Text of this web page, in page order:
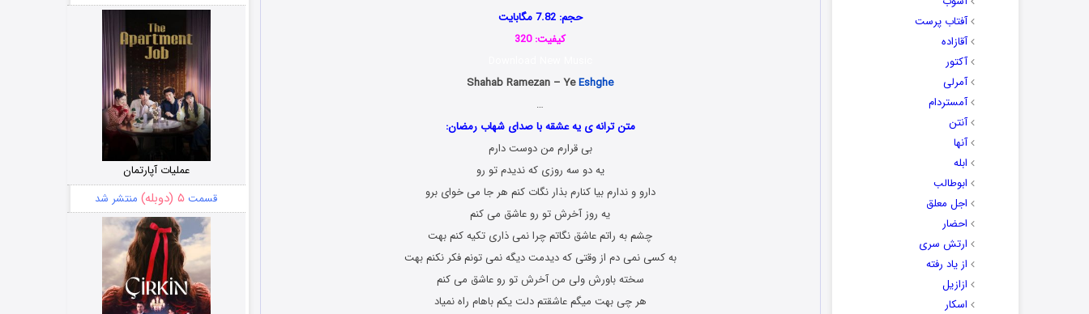
آفتاب پرست
آقازاده
آکتور
آمرلی
آمستردام
آنتن
آنها
ابله
ابوطالب
اجل معلق
احضار
ارتش سری
از یاد رفته
ازازیل
اسکار
حجم: 7.82 مگابایت
کیفیت: 320
Shahab Ramezan – YeEshghe
…
متن ترانه ی یه عشقه با صدای شهاب رمضان:
بی قرارم من دوست دارم
یه دو سه روزی که ندیدم تو رو
دارو و ندارم بیا کنارم بذار نگات کنم هر جا می خوای برو
یه روز آخرش تو رو عاشق می کنم
چشم به راتم عاشق نگاتم چرا نمی ذاری تکیه کنم بهت
به کسی نمی دم از وقتی که دیدمت دیگه نمی تونم فکر نکنم بهت
سخته باورش ولی من آخرش تو رو عاشق می کنم
هر چی بهت میگم عاشقتم دلت یکم باهام راه نمیاد
عملیات آپارتمان
قسمت ۵ (دوبله) منتشر شد